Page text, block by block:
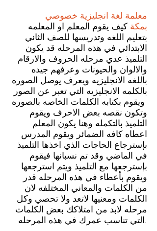
معلمة لغة انجليزية خصوصي
بمكة كيف يقوم المعلم او المعلمه
بتعليم اللغه وتدريسها للصف الثاني
الابتدائي في هذه المرحله قد يكون
التلميذ عدي مرحله الحروف والارقام
والالوان والحيونات وعرفهم جيده
باللغه الانجليزيه ويعرف يوصل الصوره
بالكلمه الانجليزيه التي تعبر عن الصور
ويقوم بكتابه الكلمات الخاصه بالصوره
وتكون نقصه بعض الاحرف ويقوم
التلميذ بالتكمله وهنا يكون المعلم
اعطاه كافه الضمائر ويقوم المدرس
بإسترجاع الحاجات الذي اخذها التلميذ
في الماضي وقد تم نسبانها فيقوم
بإسترجعها مع التلميذ ويتم استرجعها
ويقوم بأعطاء في هذه المرحله قدر
من الكلمات والمعاني المختلفه لان
الكلمات ومعنيها لاتعد ولا تحصي وكل
مرحله لابد من امتلاكك بعض الكلمات
التي تناسب عمرك في هذه المرحله.